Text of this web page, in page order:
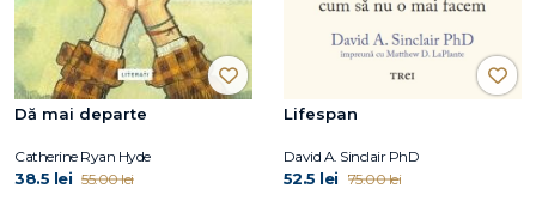
Dă mai departe
Catherine Ryan Hyde
38.5 lei 55.00 lei
Lifespan
David A. Sinclair PhD
52.5 lei 75.00 lei